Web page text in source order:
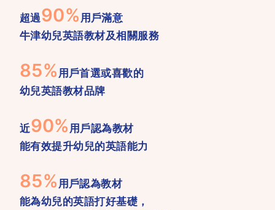
超過90% 用戶滿意
牛津幼兒英語教材及相關服務
85% 用戶首選或喜歡的
幼兒英語教材品牌
近90% 用戶認為教材
能有效提升幼兒的英語能力
85% 用戶認為教材
能為幼兒的英語打好基礎，